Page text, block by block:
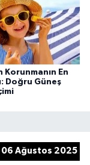
Korunmanın En
Doğru Güneş
06 Ağustos 2025